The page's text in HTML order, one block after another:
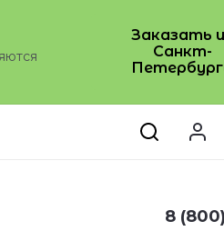
Заказать
Санкт-
Регистрация
8